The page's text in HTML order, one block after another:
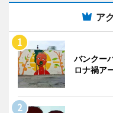
ア
バンクー
ロナ禍ア